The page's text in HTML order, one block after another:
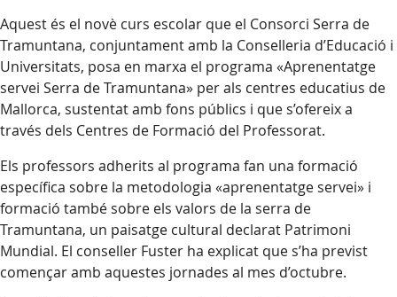
Aquest és el novè curs escolar que el Consorci Serra de
Tramuntana, conjuntament amb la Conselleria d’Educació i
Universitats, posa en marxa el programa «Aprenentatge
servei Serra de Tramuntana» per als centres educatius de
Mallorca, sustentat amb fons públics i que s’ofereix a
través dels Centres de Formació del Professorat.
Els professors adherits al programa fan una formació
específica sobre la metodologia «aprenentatge servei» i
formació també sobre els valors de la serra de
Tramuntana, un paisatge cultural declarat Patrimoni
Mundial. El conseller Fuster ha explicat que s’ha previst
començar amb aquestes jornades al mes d’octubre.